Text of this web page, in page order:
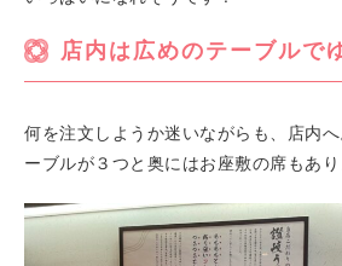
店内は広めのテーブルで
何を注文しようか迷いながらも、店内
ーブルが３つと奥にはお座敷の席もあり